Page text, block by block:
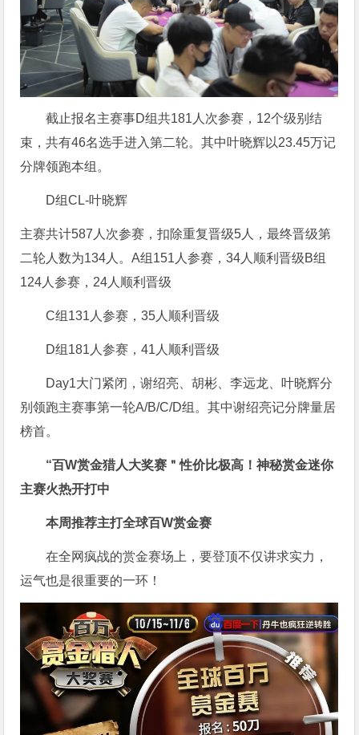
截止报名主赛事D组共181人次参赛，12个级别结
束，共有46名选手进入第二轮。其中叶晓辉以23.45万记
分牌领跑本组。
D组CL-叶晓辉
主赛共计587人次参赛，扣除重复晋级5人，最终晋级第
二轮人数为134人。A组151人参赛，34人顺利晋级B组
124人参赛，24人顺利晋级
C组131人参赛，35人顺利晋级
D组181人参赛，41人顺利晋级
Day1大门紧闭，谢绍亮、胡彬、李远龙、叶晓辉分
别领跑主赛事第一轮A/B/C/D组。其中谢绍亮记分牌量居
榜首。
“百W赏金猎人大奖赛＂性价比极高！神秘赏金迷你
主赛火热开打中
本周推荐主打全球百W赏金赛
在全网疯战的赏金赛场上，要登顶不仅讲求实力，
运气也是很重要的一环！